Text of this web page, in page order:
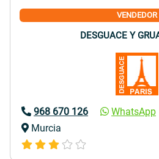
VENDEDOR
DESGUACE Y
968 670 126
WhatsApp
Murcia